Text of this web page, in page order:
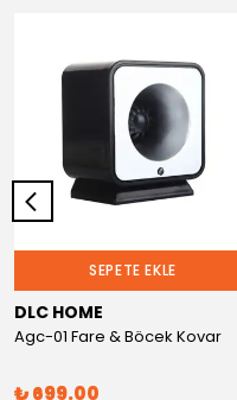
SEPETE EKLE
DLC HOME
Agc-01 Fare & Böcek Kovar
₺ 699.00